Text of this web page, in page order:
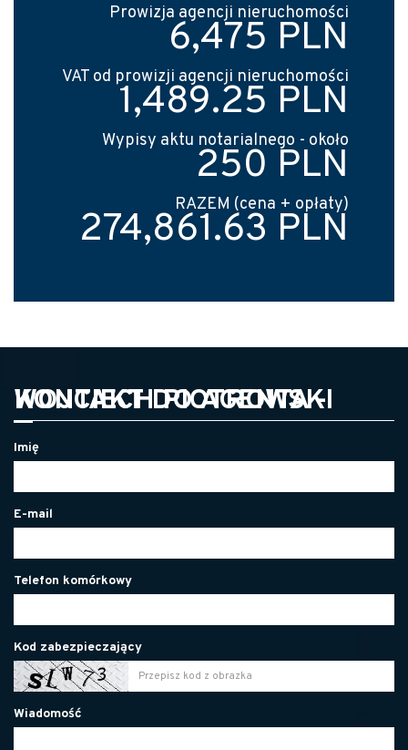
Prowizja agencji nieruchomości
6,475 PLN
VAT od prowizji agencji nieruchomości
1,489.25 PLN
Wypisy aktu notarialnego - około
250 PLN
RAZEM (cena + opłaty)
274,861.63 PLN
KONTAKT DO AGENTA - WOJCIECH PIOTROWSKI
Imię
E-mail
Telefon komórkowy
Kod zabezpieczający
Wiadomość